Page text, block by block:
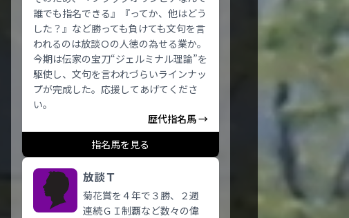
誰でも指名できる』『ってか、他はどう
した？』など勝っても負けても文句を言
われるのは放談Ｏの人徳の為せる業か。
今期は伝家の宝刀“ジェルミナル理論”を
駆使し、文句を言われづらいラインナッ
プが完成した。応援してあげてくださ
い。
歴代指名馬 →
指名馬を見る
放談Ｔ
菊花賞を４年で３勝、２週
連続ＧＩ制覇など数々の偉